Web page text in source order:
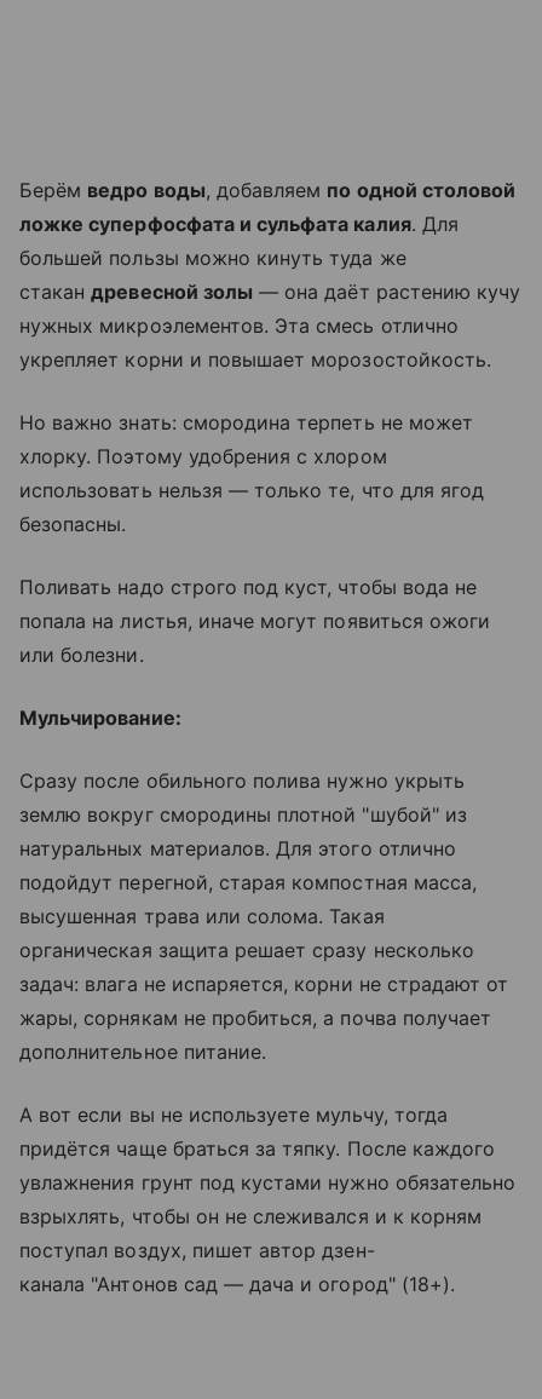
Берём ведро воды, добавляем по одной столовой
ложке суперфосфата и сульфата калия. Для
большей пользы можно кинуть туда же
стакандревесной золы — она даёт растению кучу
нужных микроэлементов. Эта смесь отлично
укрепляет корни и повышает морозостойкость.
Но важно знать: смородина терпеть не может
хлорку. Поэтому удобрения с хлором
использовать нельзя — только те, что для ягод
безопасны.
Поливать надо строго под куст, чтобы вода не
попала на листья, иначе могут появиться ожоги
или болезни.
Мульчирование:
Сразу после обильного полива нужно укрыть
землю вокруг смородины плотной "шубой" из
натуральных материалов. Для этого отлично
подойдут перегной, старая компостная масса,
высушенная трава или солома. Такая
органическая защита решает сразу несколько
задач: влага не испаряется, корни не страдают от
жары, сорнякам не пробиться, а почва получает
дополнительное питание.
А вот если вы не используете мульчу, тогда
придётся чаще браться за тяпку. После каждого
увлажнения грунт под кустами нужно обязательно
взрыхлять, чтобы он не слеживался и к корням
поступал воздух, пишет автор дзен-
канала "Антонов сад — дача и огород" (18+).